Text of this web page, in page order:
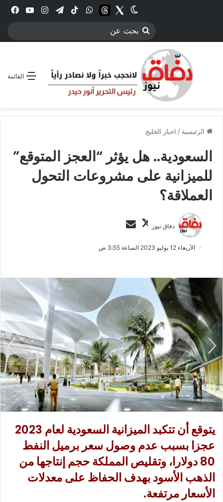
انستقرامتيلقرام‫TikTokواتسابthreadsTwitter
الوضع المظلم
بحث
القائمة
الرئيسية / اخبار الخليج
السعودية.. هل يؤثر “العجز المتوقع”
للميزانية على مشروعات التحول
العملاقة؟
دفاق نيوز
ت
ب
ل
ى
X
س
ر
ي
إ
ل
ك
ت
ر
و
ن
ي
ا
الأربعاء 12 يوليو 2023 الساعة 3:55 ص
يتوقع أن تتكبد الميزانية السعودية لعام 2023
عجزا بسبب عدم وصول سعر برميل النفط
80 دولارا، وتقليص المملكة حجم إنتاجها من
الذهب الأسود بهدف الحفاظ على معدلات
الأسعار مرتفعة.